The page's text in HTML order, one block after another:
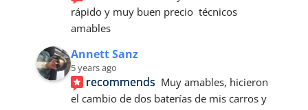
rápido y muy buen precio  técnicos
amables
Annett Sanz
5 years ago
recommends Muy amables, hicieron
el cambio de dos baterías de mis carros y